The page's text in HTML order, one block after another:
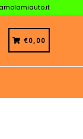
CARRELLO
CARRELLO
€0,00